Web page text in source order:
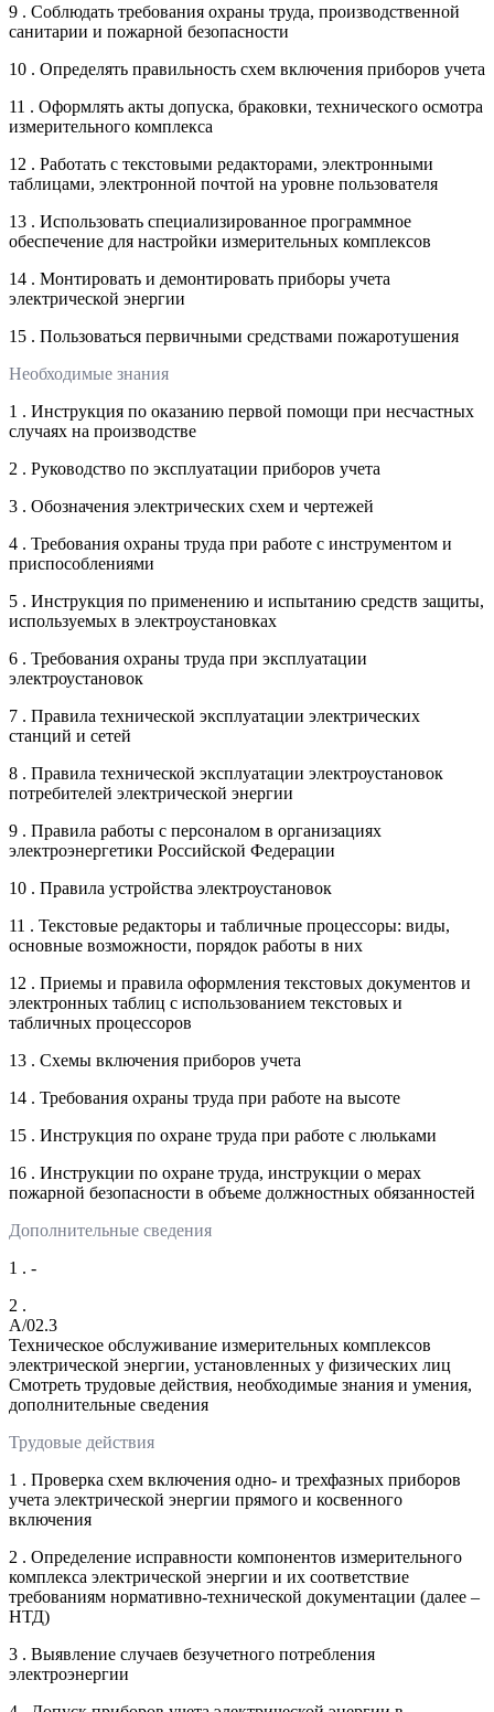
9 . Соблюдать требования охраны труда, производственной
санитарии и пожарной безопасности
10 . Определять правильность схем включения приборов учета
11 . Оформлять акты допуска, браковки, технического осмотра
измерительного комплекса
12 . Работать с текстовыми редакторами, электронными
таблицами, электронной почтой на уровне пользователя
13 . Использовать специализированное программное
обеспечение для настройки измерительных комплексов
14 . Монтировать и демонтировать приборы учета
электрической энергии
15 . Пользоваться первичными средствами пожаротушения
Необходимые знания
1 . Инструкция по оказанию первой помощи при несчастных
случаях на производстве
2 . Руководство по эксплуатации приборов учета
3 . Обозначения электрических схем и чертежей
4 . Требования охраны труда при работе с инструментом и
приспособлениями
5 . Инструкция по применению и испытанию средств защиты,
используемых в электроустановках
6 . Требования охраны труда при эксплуатации
электроустановок
7 . Правила технической эксплуатации электрических
станций и сетей
8 . Правила технической эксплуатации электроустановок
потребителей электрической энергии
9 . Правила работы с персоналом в организациях
электроэнергетики Российской Федерации
10 . Правила устройства электроустановок
11 . Текстовые редакторы и табличные процессоры: виды,
основные возможности, порядок работы в них
12 . Приемы и правила оформления текстовых документов и
электронных таблиц с использованием текстовых и
табличных процессоров
13 . Схемы включения приборов учета
14 . Требования охраны труда при работе на высоте
15 . Инструкция по охране труда при работе с люльками
16 . Инструкции по охране труда, инструкции о мерах
пожарной безопасности в объеме должностных обязанностей
Дополнительные сведения
1 . -
2 .
A/02.3
Техническое обслуживание измерительных комплексов
электрической энергии, установленных у физических лиц
Смотреть трудовые действия, необходимые знания и умения,
дополнительные сведения
Трудовые действия
1 . Проверка схем включения одно- и трехфазных приборов
учета электрической энергии прямого и косвенного
включения
2 . Определение исправности компонентов измерительного
комплекса электрической энергии и их соответствие
требованиям нормативно-технической документации (далее –
НТД)
3 . Выявление случаев безучетного потребления
электроэнергии